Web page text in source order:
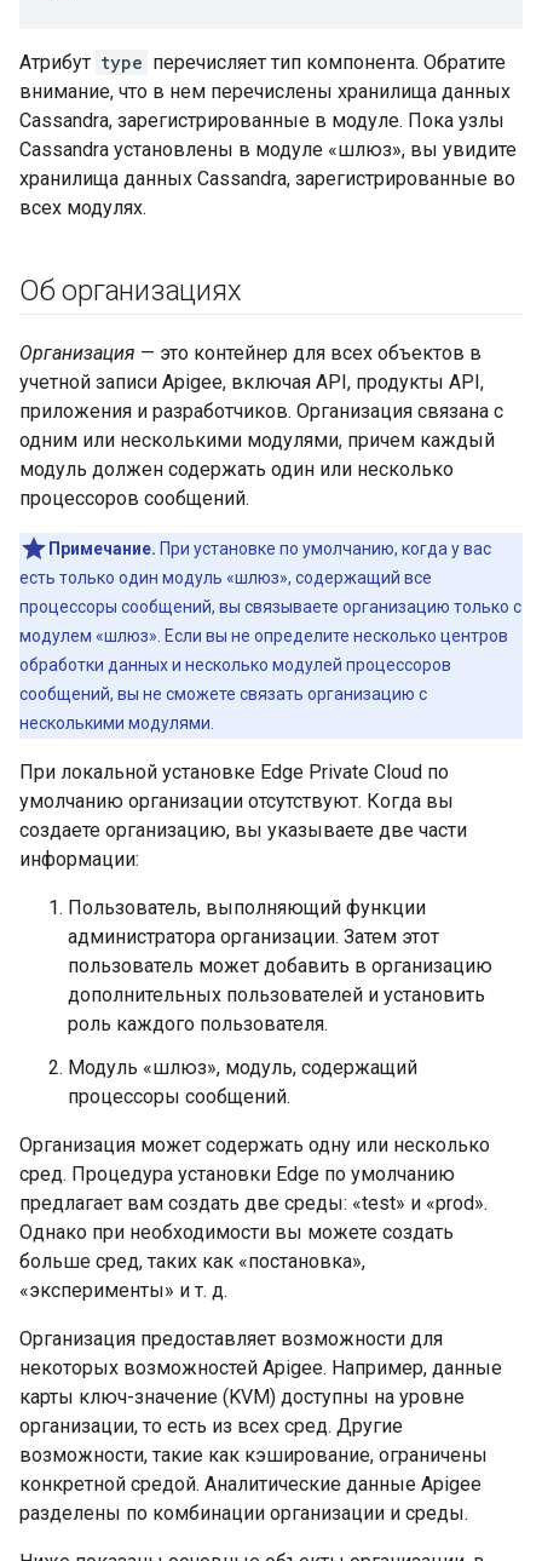
Атрибут type перечисляет тип компонента. Обратите
внимание, что в нем перечислены хранилища данных
Cassandra, зарегистрированные в модуле. Пока узлы
Cassandra установлены в модуле «шлюз», вы увидите
хранилища данных Cassandra, зарегистрированные во
всех модулях.
Об организациях
Организация — это контейнер для всех объектов в
учетной записи Apigee, включая API, продукты API,
приложения и разработчиков. Организация связана с
одним или несколькими модулями, причем каждый
модуль должен содержать один или несколько
процессоров сообщений.
Примечание. При установке по умолчанию, когда у вас
есть только один модуль «шлюз», содержащий все
процессоры сообщений, вы связываете организацию только с
модулем «шлюз». Если вы не определите несколько центров
обработки данных и несколько модулей процессоров
сообщений, вы не сможете связать организацию с
несколькими модулями.
При локальной установке Edge Private Cloud по
умолчанию организации отсутствуют. Когда вы
создаете организацию, вы указываете две части
информации:
Пользователь, выполняющий функции
администратора организации. Затем этот
пользователь может добавить в организацию
дополнительных пользователей и установить
роль каждого пользователя.
Модуль «шлюз», модуль, содержащий
процессоры сообщений.
Организация может содержать одну или несколько
сред. Процедура установки Edge по умолчанию
предлагает вам создать две среды: «test» и «prod».
Однако при необходимости вы можете создать
больше сред, таких как «постановка»,
«эксперименты» и т. д.
Организация предоставляет возможности для
некоторых возможностей Apigee. Например, данные
карты ключ-значение (KVM) доступны на уровне
организации, то есть из всех сред. Другие
возможности, такие как кэширование, ограничены
конкретной средой. Аналитические данные Apigee
разделены по комбинации организации и среды.